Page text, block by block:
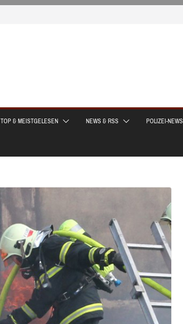
TOP & MEISTGELESEN NEWS & RSS POLIZEI-NEWS